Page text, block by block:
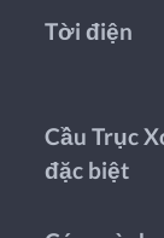
Tời điện
Cầu Trục
đặc biệt